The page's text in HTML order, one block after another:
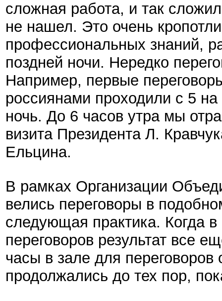
сложная работа, и так
не нашел. Это очень
профессиональных знаний,
поздней ночи. Нередко
Например, первые
россиянами проходили с 5
ночь. До 6 часов утра мы
визита Президента Л.
Ельцина.
В рамках Организации
велись переговоры в
следующая практика. Когда
переговоров результат все
часы в зале для переговоров
продолжались до тех пор,